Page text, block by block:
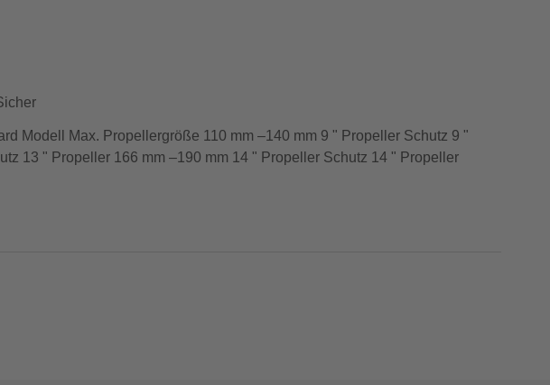
Modell Max. Propellergröße 110 mm –140 mm 9 " Propeller Schutz 9 "
13 " Propeller 166 mm –190 mm 14 " Propeller Schutz 14 " Propeller